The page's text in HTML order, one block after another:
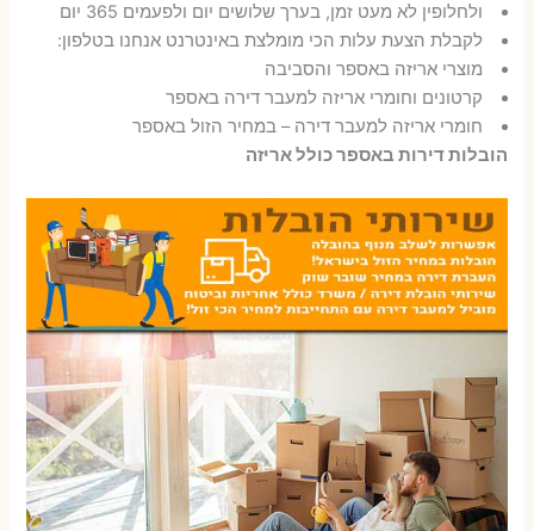
ולחלופין לא מעט זמן, בערך שלושים יום ולפעמים 365 יום
לקבלת הצעת עלות הכי מומלצת באינטרנט אנחנו בטלפון:
מוצרי אריזה באספר והסביבה
קרטונים וחומרי אריזה למעבר דירה באספר
חומרי אריזה למעבר דירה – במחיר הזול באספר
הובלות דירות באספר כולל אריזה